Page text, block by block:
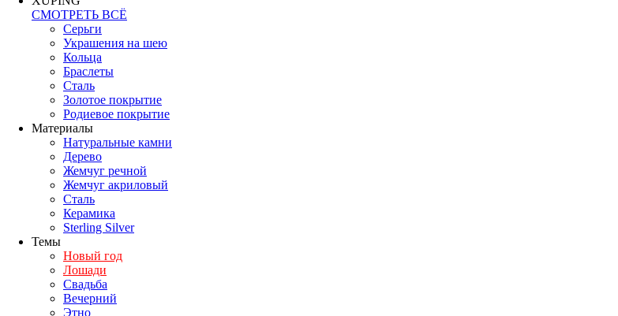
СМОТРЕТЬ ВСЁ
Серьги
Украшения на шею
Кольца
Браслеты
Сталь
Золотое покрытие
Родиевое покрытие
Материалы
Натуральные камни
Дерево
Жемчуг речной
Жемчуг акриловый
Сталь
Керамика
Sterling Silver
Темы
Новый год
Лошади
Свадьба
Вечерний
Этно